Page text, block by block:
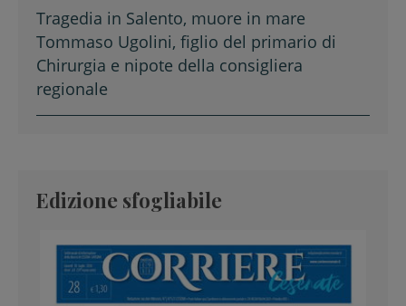
Tragedia in Salento, muore in mare
Tommaso Ugolini, figlio del primario di
Chirurgia e nipote della consigliera
regionale
Edizione sfogliabile